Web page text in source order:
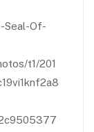
Seal-Of-
t1/201